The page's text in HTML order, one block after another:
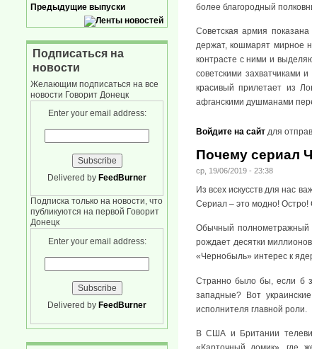
более благородный
Советская армия
держат, кошмарят мирное
контрасте с ними и
советскими захватчиками
красивый прилетает из
афганскими душманами
Войдите на сайт для
Почему сериал
ср, 19/06/2019 - 23:38
Из всех искусств для нас
Сериал – это модно! Остро!
Обычный полнометражный
рождает десятки
«Чернобыль» интерес к
Странно было бы, если б
западные? Вот
исполнителя главной роли.
В США и Британии
Предыдущие выпуски
Подписаться на
новости
Желающим подписаться на все
новости Говорит Донецк
Enter your email address:
Delivered by FeedBurner
Подписка только на новости, что
публикуются на первой Говорит
Донецк
Enter your email address:
Delivered by FeedBurner